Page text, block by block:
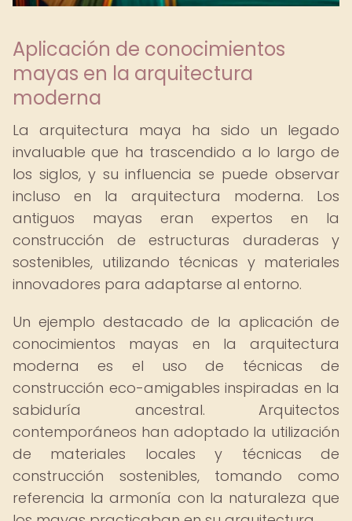
Aplicación de conocimientos
mayas en la arquitectura
moderna
La arquitectura maya ha sido un legado
invaluable que ha trascendido a lo largo de
los siglos, y su influencia se puede observar
incluso en la arquitectura moderna. Los
antiguos mayas eran expertos en la
construcción de estructuras duraderas y
sostenibles, utilizando técnicas y materiales
innovadores para adaptarse al entorno.
Un ejemplo destacado de la aplicación de
conocimientos mayas en la arquitectura
moderna es el uso de técnicas de
construcción eco-amigables inspiradas en la
sabiduría ancestral. Arquitectos
contemporáneos han adoptado la utilización
de materiales locales y técnicas de
construcción sostenibles, tomando como
referencia la armonía con la naturaleza que